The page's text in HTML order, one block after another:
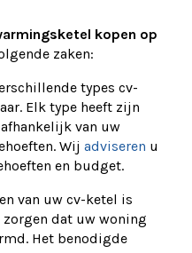
kopen op
zaken:
types cv-
Elk type heeft zijn
van uw
Wij adviseren u
en budget.
van uw cv-ketel is
dat uw woning
Het benodigde